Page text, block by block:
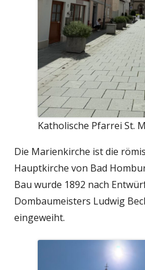
Katholische Pfarrei St.
Die Marienkirche ist die
Hauptkirche von Bad
Bau wurde 1892 nach
Dombaumeisters Ludwig
eingeweiht.